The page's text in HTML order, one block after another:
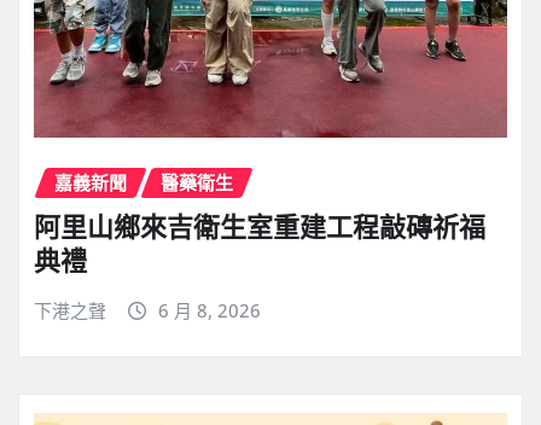
嘉義新聞 醫藥衛生
阿里山鄉來吉衛生室重建工程敲磚祈福
典禮
下港之聲 6 月 8, 2026